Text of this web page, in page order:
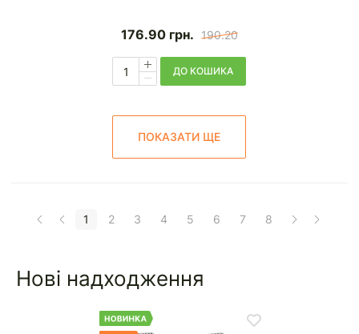
176.90 грн. 190.20
ДО КОШИКА
ПОКАЗАТИ ЩЕ
1 2 3 4 5 6 7 8
Нові надходження